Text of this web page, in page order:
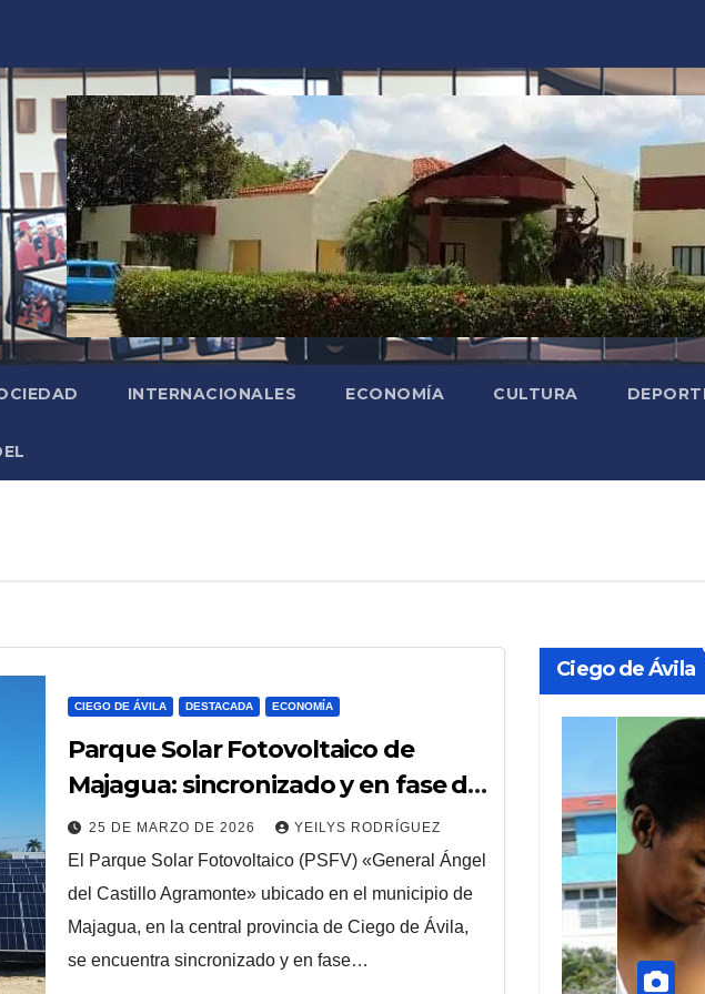
INTERNACIONALES ECONOMÍA CULTURA
CIEGO DE ÁVILA DESTACADA ECONOMÍA
Parque Solar Fotovoltaico de
Majagua: sincronizado y en fase de
prueba
25 DE MARZO DE 2026 YEILYS RODRÍGUEZ
El Parque Solar Fotovoltaico (PSFV) «General Ángel
del Castillo Agramonte» ubicado en el municipio de
Majagua, en la central provincia de Ciego de Ávila,
se encuentra sincronizado y en fase…
Ciego de Ávila